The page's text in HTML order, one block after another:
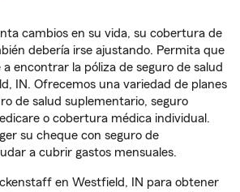
cambios en su vida, su cobertura de
debería irse ajustando. Permita que
encontrar la póliza de seguro de salud
IN. Ofrecemos una variedad de planes
de salud suplementario, seguro
o cobertura médica individual.
su cheque con seguro de
a cubrir gastos mensuales.
en Westfield, IN para obtener